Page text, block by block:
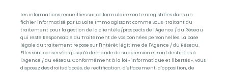
Les informations recueillies sur ce formulaire sont enregistrées dans un
fichier informatisé par La Boite Immo agissant comme Sous-traitant du
traitement pour la gestion de la clientèle/prospects de l'Agence / du Réseau
qui reste Responsable du Traitement de vos Données personnelles. La base
légale du traitement repose sur l'intérêt légitime de l'Agence / du Réseau.
Elles sont conservées jusqu'à demande de suppression et sont destinées à
l'Agence / au Réseau. Conformément à la loi « informatique et libertés », vous
disposez des droits d’accès, de rectification, d’effacement, d’opposition, de